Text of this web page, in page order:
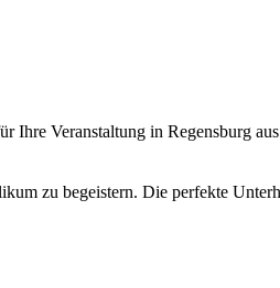
Ihre Veranstaltung in Regensburg
zu begeistern. Die perfekte